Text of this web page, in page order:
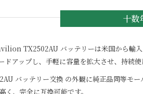
十数
TX2502AU バッテリーは米国から輸
ドアップし、手軽に容量を拡大させ、持続使
バッテリー交換 の外観に純正品同等モ
、完全に互換可能です。